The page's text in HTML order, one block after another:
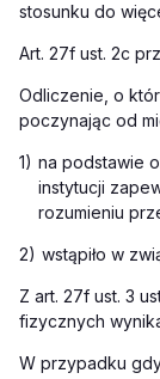
stosunku do
Art. 27f ust. 2c
Odliczenie, o
poczynając od
1) na podstawie
instytucji
rozumieniu
2) wstąpiło w
Z art. 27f ust. 3
fizycznych
W przypadku